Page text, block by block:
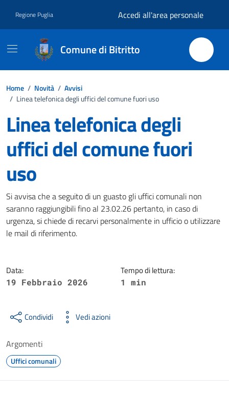
Regione Puglia Accedi all'area personale
Comune di Bitritto
Home / Novità / Avvisi
/ Linea telefonica degli uffici del comune fuori uso
Linea telefonica degli
uffici del comune fuori
uso
Dettagli della notizia
Si avvisa che a seguito di un guasto gli uffici comunali non
saranno raggiungibili fino al 23.02.26 pertanto, in caso di
urgenza, si chiede di recarvi personalmente in ufficio o utilizzare
le mail di riferimento.
Data:
19 Febbraio 2026
Tempo di lettura:
1 min
Condividi Vedi azioni
Argomenti
Uffici comunali